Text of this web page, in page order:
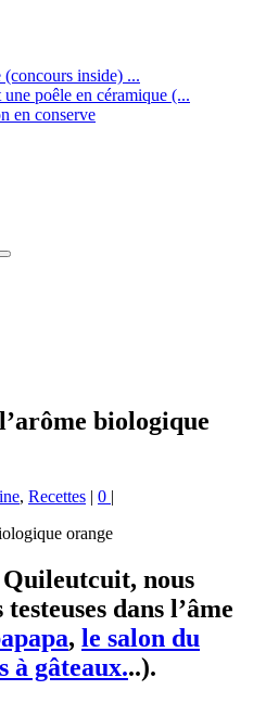
inside) ...
poêle en céramique (...
en conserve
biologique
, Recettes | 0 |
Quileutcuit, nous
dans l’âme
, le salon du
à gâteaux...).